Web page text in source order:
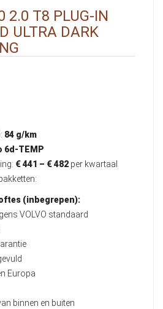
2.0 T8 PLUG-IN
ULTRA DARK
84 g/km
6d-TEMP
€ 441 – € 482 per kwartaal
(inbegrepen):
VOLVO standaard
Europa
binnen en buiten